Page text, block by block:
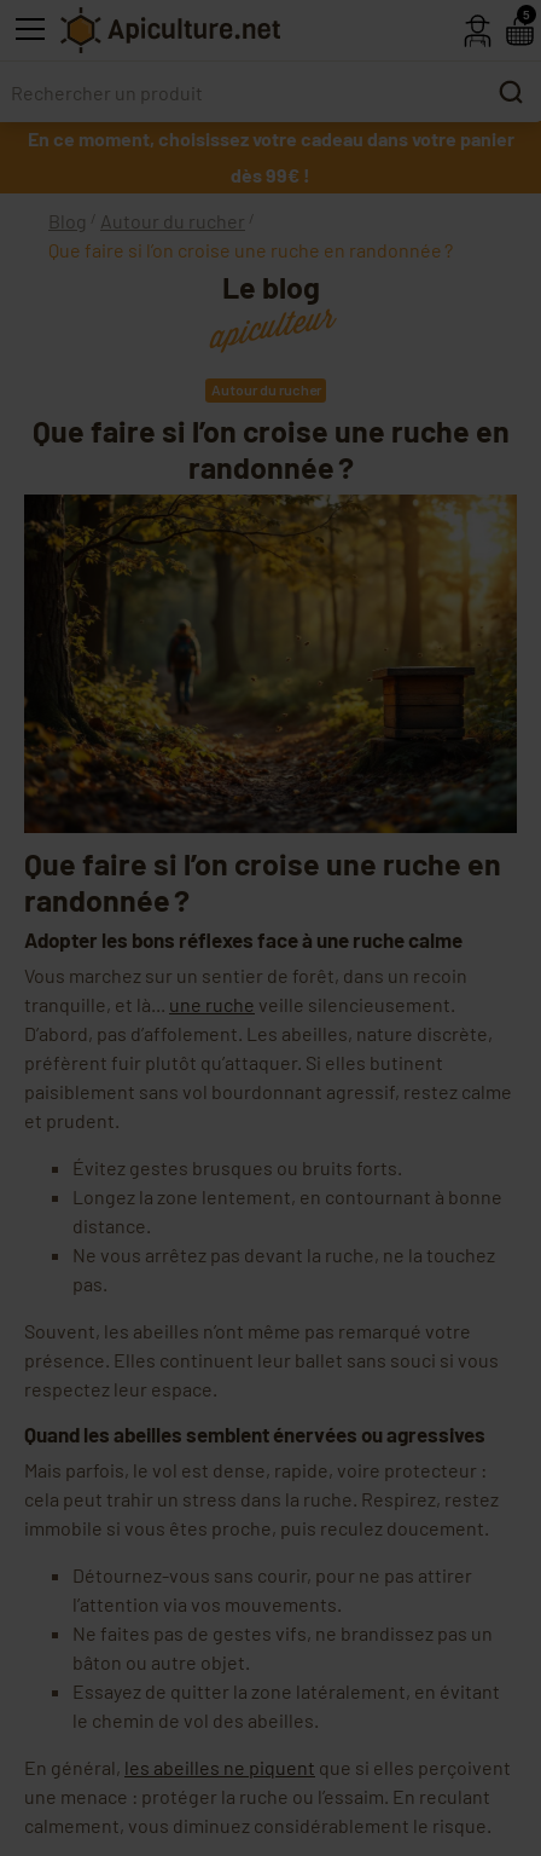
Skip to main content
En ce moment, choisissez votre cadeau dans votre panier
dès 99€ !
Blog
Autour du rucher
Que faire si l’on croise une ruche en randonnée ?
Le blog
apiculteur
Autour du rucher
Que faire si l’on croise une ruche en
randonnée ?
Que faire si l’on croise une ruche en
randonnée ?
Adopter les bons réflexes face à une ruche calme
Vous marchez sur un sentier de forêt, dans un recoin
tranquille, et là... une ruche veille silencieusement.
D’abord, pas d’affolement. Les abeilles, nature discrète,
préfèrent fuir plutôt qu’attaquer. Si elles butinent
paisiblement sans vol bourdonnant agressif, restez calme
et prudent.
Évitez gestes brusques ou bruits forts.
Longez la zone lentement, en contournant à bonne
distance.
Ne vous arrêtez pas devant la ruche, ne la touchez
pas.
Souvent, les abeilles n’ont même pas remarqué votre
présence. Elles continuent leur ballet sans souci si vous
respectez leur espace.
Quand les abeilles semblent énervées ou agressives
Mais parfois, le vol est dense, rapide, voire protecteur :
cela peut trahir un stress dans la ruche. Respirez, restez
immobile si vous êtes proche, puis reculez doucement.
Détournez-vous sans courir, pour ne pas attirer
l’attention via vos mouvements.
Ne faites pas de gestes vifs, ne brandissez pas un
bâton ou autre objet.
Essayez de quitter la zone latéralement, en évitant
le chemin de vol des abeilles.
En général, les abeilles ne piquent que si elles perçoivent
une menace : protéger la ruche ou l’essaim. En reculant
calmement, vous diminuez considérablement le risque.
5